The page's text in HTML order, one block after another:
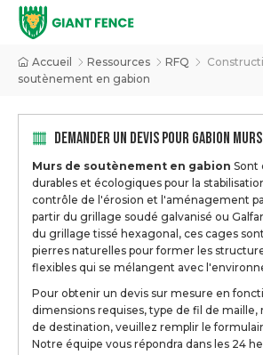
Accueil Ressources RFQ
soutènement en gabion
DEMANDER UN DEVIS POUR GABION
Murs de soutènement en gabion Sont
durables et écologiques pour la
contrôle de l'érosion et l'aménagement
partir du grillage soudé galvanisé ou
du grillage tissé hexagonal, ces cages
pierres naturelles pour former les
flexibles qui se mélangent avec
Pour obtenir un devis sur mesure en
dimensions requises, type de fil de
de destination, veuillez remplir le
Notre équipe vous répondra dans les 24